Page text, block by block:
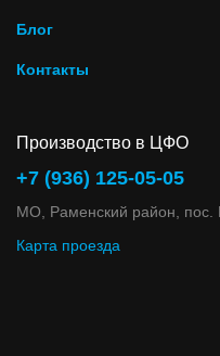
Блог
Контакты
Производство в ЦФО
+7 (936) 125-05-05
МО, Раменский район, пос.
Карта проезда